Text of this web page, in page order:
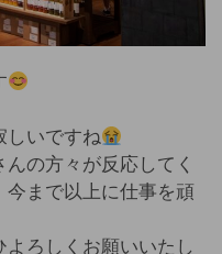
しいですね
の方々が反応してく
今まで以上に仕事を頑
ろしくお願いいたし